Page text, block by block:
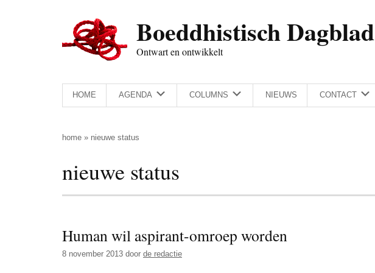
Boeddhistisch Dagblad
Ontwart en ontwikkelt
HOME AGENDA COLUMNS NIEUWS CONTACT
home » nieuwe status
nieuwe status
Human wil aspirant-omroep worden
8 november 2013 door de redactie